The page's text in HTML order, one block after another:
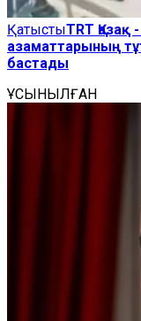
ҚатыстыTRT Қазақ
азаматтарының
бастады
ҰСЫНЫЛҒАН